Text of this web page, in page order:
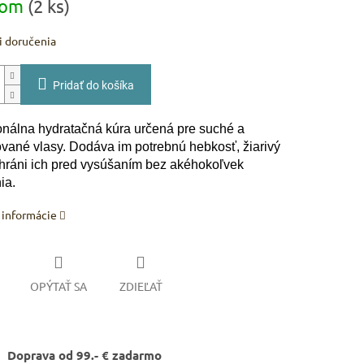
(2 ks)
doručenia
Pridať do košíka
hydratačná kúra určená pre suché a
vlasy. Dodáva im potrebnú hebkosť, žiarivý
ich pred vysúšaním bez akéhokoľvek
OPÝTAŤ SA ZDIEĽAŤ
Doprava od 99.- € zadarmo